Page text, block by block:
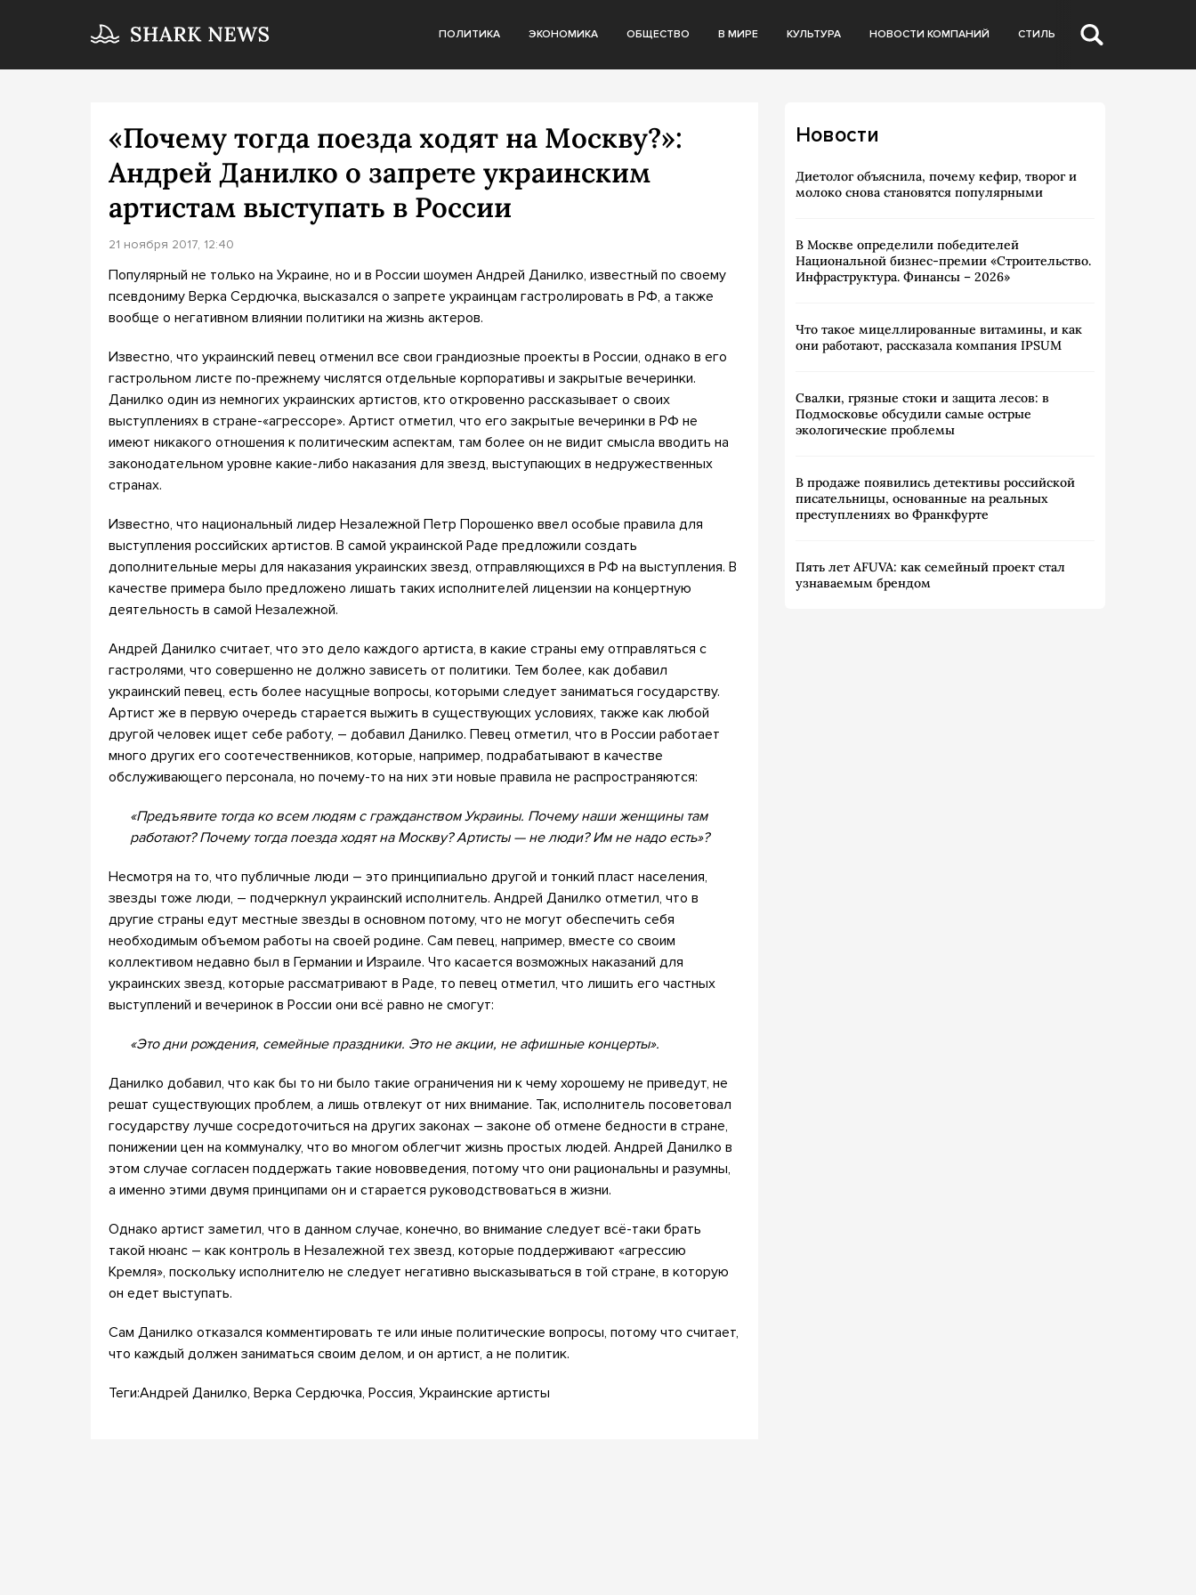
ПОЛИТИКА ЭКОНОМИКА ОБЩЕСТВО В МИРЕ КУЛЬТУРА НОВОСТИ КОМПАНИЙ СТИЛЬ
«Почему тогда поезда ходят на Москву?»:
Андрей Данилко о запрете украинским
артистам выступать в России
21 ноября 2017, 12:40
Популярный не только на Украине, но и в России шоумен Андрей Данилко, известный по своему
псевдониму Верка Сердючка, высказался о запрете украинцам гастролировать в РФ, а также
вообще о негативном влиянии политики на жизнь актеров.
Известно, что украинский певец отменил все свои грандиозные проекты в России, однако в его
гастрольном листе по-прежнему числятся отдельные корпоративы и закрытые вечеринки.
Данилко один из немногих украинских артистов, кто откровенно рассказывает о своих
выступлениях в стране-«агрессоре». Артист отметил, что его закрытые вечеринки в РФ не
имеют никакого отношения к политическим аспектам, там более он не видит смысла вводить на
законодательном уровне какие-либо наказания для звезд, выступающих в недружественных
странах.
Известно, что национальный лидер Незалежной Петр Порошенко ввел особые правила для
выступления российских артистов. В самой украинской Раде предложили создать
дополнительные меры для наказания украинских звезд, отправляющихся в РФ на выступления. В
качестве примера было предложено лишать таких исполнителей лицензии на концертную
деятельность в самой Незалежной.
Андрей Данилко считает, что это дело каждого артиста, в какие страны ему отправляться с
гастролями, что совершенно не должно зависеть от политики. Тем более, как добавил
украинский певец, есть более насущные вопросы, которыми следует заниматься государству.
Артист же в первую очередь старается выжить в существующих условиях, также как любой
другой человек ищет себе работу, – добавил Данилко. Певец отметил, что в России работает
много других его соотечественников, которые, например, подрабатывают в качестве
обслуживающего персонала, но почему-то на них эти новые правила не распространяются:
«Предъявите тогда ко всем людям с гражданством Украины. Почему наши женщины там
работают? Почему тогда поезда ходят на Москву? Артисты — не люди? Им не надо есть»?
Несмотря на то, что публичные люди – это принципиально другой и тонкий пласт населения,
звезды тоже люди, – подчеркнул украинский исполнитель. Андрей Данилко отметил, что в
другие страны едут местные звезды в основном потому, что не могут обеспечить себя
необходимым объемом работы на своей родине. Сам певец, например, вместе со своим
коллективом недавно был в Германии и Израиле. Что касается возможных наказаний для
украинских звезд, которые рассматривают в Раде, то певец отметил, что лишить его частных
выступлений и вечеринок в России они всё равно не смогут:
«Это дни рождения, семейные праздники. Это не акции, не афишные концерты».
Данилко добавил, что как бы то ни было такие ограничения ни к чему хорошему не приведут, не
решат существующих проблем, а лишь отвлекут от них внимание. Так, исполнитель посоветовал
государству лучше сосредоточиться на других законах – законе об отмене бедности в стране,
понижении цен на коммуналку, что во многом облегчит жизнь простых людей. Андрей Данилко в
этом случае согласен поддержать такие нововведения, потому что они рациональны и разумны,
а именно этими двумя принципами он и старается руководствоваться в жизни.
Однако артист заметил, что в данном случае, конечно, во внимание следует всё-таки брать
такой нюанс – как контроль в Незалежной тех звезд, которые поддерживают «агрессию
Кремля», поскольку исполнителю не следует негативно высказываться в той стране, в которую
он едет выступать.
Сам Данилко отказался комментировать те или иные политические вопросы, потому что считает,
что каждый должен заниматься своим делом, и он артист, а не политик.
Теги:Андрей Данилко, Верка Сердючка, Россия, Украинские артисты
Новости
Диетолог объяснила, почему кефир, творог и
молоко снова становятся популярными
В Москве определили победителей
Национальной бизнес-премии «Строительство.
Инфраструктура. Финансы – 2026»
Что такое мицеллированные витамины, и как
они работают, рассказала компания IPSUM
Свалки, грязные стоки и защита лесов: в
Подмосковье обсудили самые острые
экологические проблемы
В продаже появились детективы российской
писательницы, основанные на реальных
преступлениях во Франкфурте
Пять лет AFUVA: как семейный проект стал
узнаваемым брендом